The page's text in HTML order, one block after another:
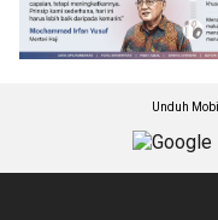
Unduh